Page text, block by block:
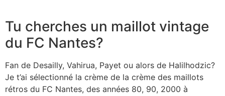
Tu cherches un maillot vintage
du FC Nantes?
Fan de Desailly, Vahirua, Payet ou alors de Halilhodzic?
Je t’ai sélectionné la crème de la crème des maillots
rétros du FC Nantes, des années 80, 90, 2000 à